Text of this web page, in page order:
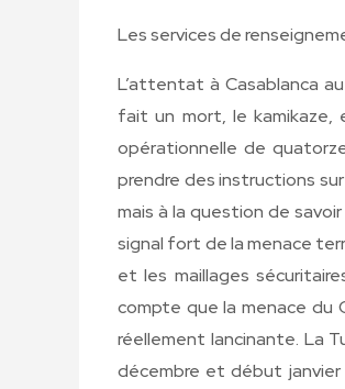
Les services de
L’attentat à Casablanca
fait un mort, le kamikaze,
opérationnelle de
prendre des instructions
mais à la question de
signal fort de la menace
et les maillages
compte que la menace du
réellement lancinante. La
décembre et début